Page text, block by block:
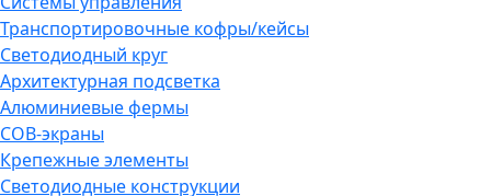
Транспортировочные кофры/кейсы
Светодиодный круг
Архитектурная подсветка
Алюминиевые фермы
COB-экраны
Крепежные элементы
Светодиодные конструкции